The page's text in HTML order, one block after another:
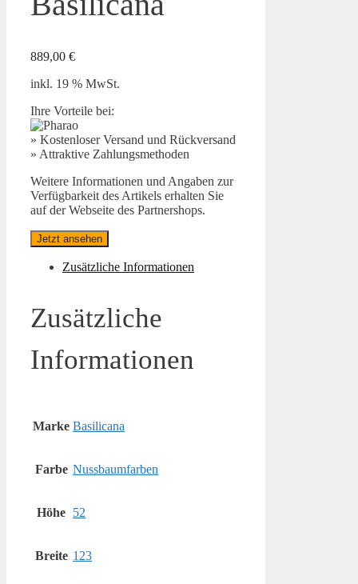
889,00 €
inkl. 19 % MwSt.
Ihre Vorteile bei:
» Kostenloser Versand und Rückversand
» Attraktive Zahlungsmethoden
Weitere Informationen und Angaben zur
Verfügbarkeit des Artikels erhalten Sie
auf der Webseite des Partnershops.
Jetzt ansehen
Zusätzliche Informationen
Zusätzliche
Informationen
Marke Basilicana
Farbe Nussbaumfarben
Höhe 52
Breite 123